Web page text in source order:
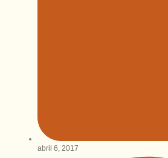
abril 6, 2017